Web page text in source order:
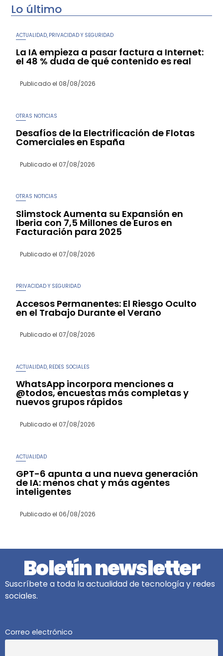
Lo último
ACTUALIDAD PRIVACIDAD Y SEGURIDAD
La IA empieza a pasar factura a Internet:
el 48 % duda de qué contenido es real
Publicado el 08/08/2026
OTRAS NOTICIAS
Desafíos de la Electrificación de Flotas
Comerciales en España
Publicado el 07/08/2026
OTRAS NOTICIAS
Slimstock Aumenta su Expansión en
Iberia con 7,5 Millones de Euros en
Facturación para 2025
Publicado el 07/08/2026
PRIVACIDAD Y SEGURIDAD
Accesos Permanentes: El Riesgo Oculto
en el Trabajo Durante el Verano
Publicado el 07/08/2026
ACTUALIDAD REDES SOCIALES
WhatsApp incorpora menciones a
@todos, encuestas más completas y
nuevos grupos rápidos
Publicado el 07/08/2026
ACTUALIDAD
GPT-6 apunta a una nueva generación
de IA: menos chat y más agentes
inteligentes
Publicado el 06/08/2026
Boletín newsletter
Suscríbete a toda la actualidad de tecnología y redes
sociales.
Correo electrónico